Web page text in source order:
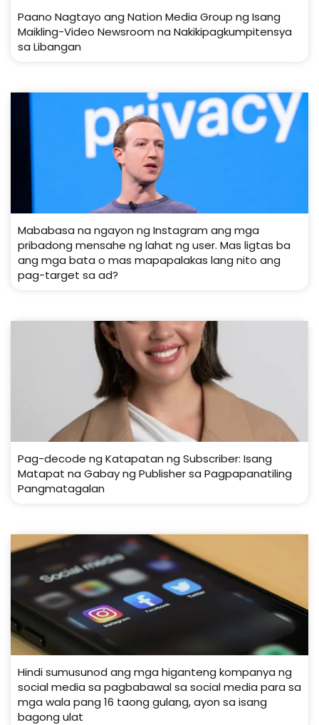
Paano Nagtayo ang Nation Media Group ng Isang
Maikling-Video Newsroom na Nakikipagkumpitensya
sa Libangan
Mababasa na ngayon ng Instagram ang mga
pribadong mensahe ng lahat ng user. Mas ligtas ba
ang mga bata o mas mapapalakas lang nito ang
pag-target sa ad?
Pag-decode ng Katapatan ng Subscriber: Isang
Matapat na Gabay ng Publisher sa Pagpapanatiling
Pangmatagalan
Hindi sumusunod ang mga higanteng kompanya ng
social media sa pagbabawal sa social media para sa
mga wala pang 16 taong gulang, ayon sa isang
bagong ulat